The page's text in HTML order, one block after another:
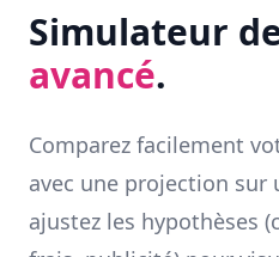
Simulateur
avancé.
Comparez facilement
avec une projection sur
ajustez les hypothèses